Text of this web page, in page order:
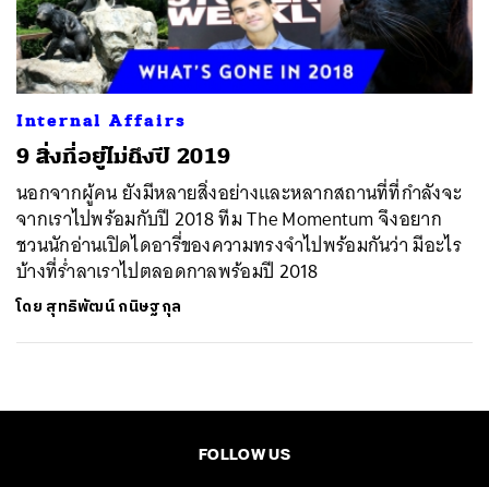
Internal Affairs
9 สิ่งที่อยู่ไม่ถึงปี 2019
นอกจากผู้คน ยังมีหลายสิ่งอย่างและหลากสถานที่ที่กำลังจะ
จากเราไปพร้อมกับปี 2018 ทีม The Momentum จึงอยาก
ชวนนักอ่านเปิดไดอารี่ของความทรงจำไปพร้อมกันว่า มีอะไร
บ้างที่ร่ำลาเราไปตลอดกาลพร้อมปี 2018
โดย สุทธิพัฒน์ กนิษฐกุล
FOLLOW US
ค้นหา
SHARE TWEET LINE EMAIL